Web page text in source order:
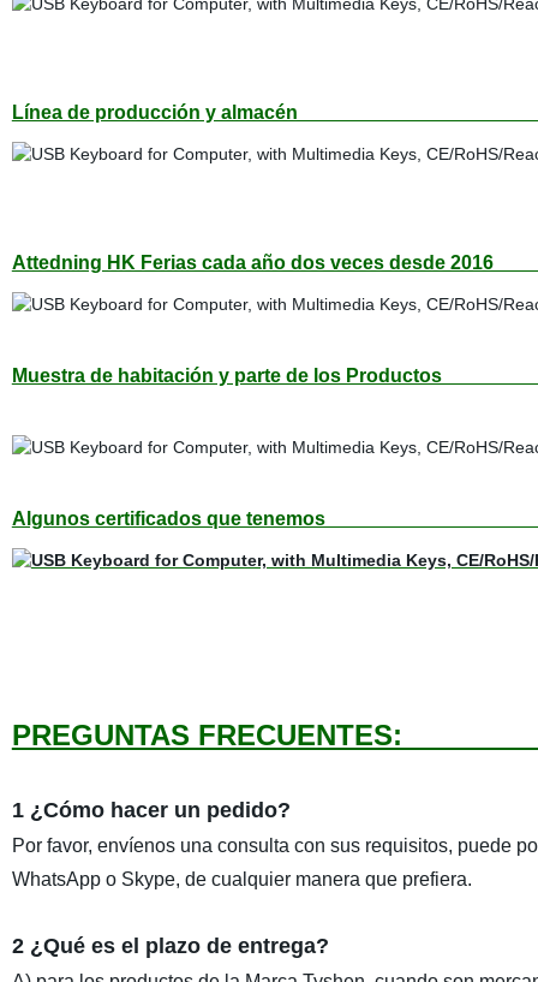
Línea de producción y
Attedning HK Ferias cada año dos
Muestra de habitación y parte
Algunos certificados que
PREGUNTAS
1 ¿Cómo hacer un pedido?
Por favor, envíenos una consulta con sus requisitos, puede
WhatsApp o Skype, de cualquier manera que prefiera.
2 ¿Qué es el plazo de entrega?